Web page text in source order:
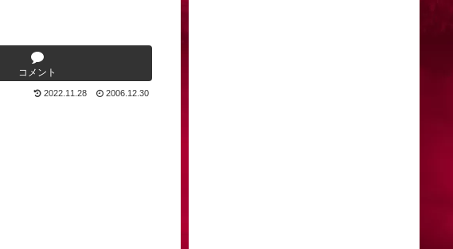
コメント
2022.11.28 2006.12.30